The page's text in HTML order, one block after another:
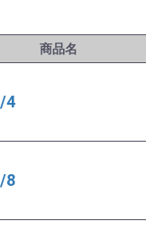
商品名
4
8